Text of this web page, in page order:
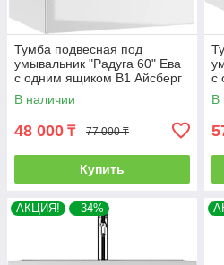
Тумба подвесная под
умывальник "Радуга 60" Ева
с одним ящиком В1 Айсберг
В наличии
48 000 ₸ 77 000 ₸
Купить
с
В
АКЦИЯ! –34%